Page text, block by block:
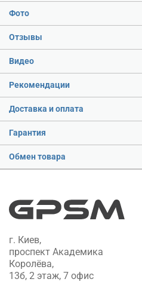
Фото
Отзывы
Видео
Рекомендации
Доставка и оплата
Гарантия
Обмен товара
г. Киев,
проспект Академика
Королёва,
13б, 2 этаж, 7 офис